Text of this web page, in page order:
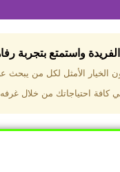
لماذا
والجبال الخضراء.
الفريدة واستمتع
الخيار الأمثل لكل من
احتياجاتك من خلال غرفه